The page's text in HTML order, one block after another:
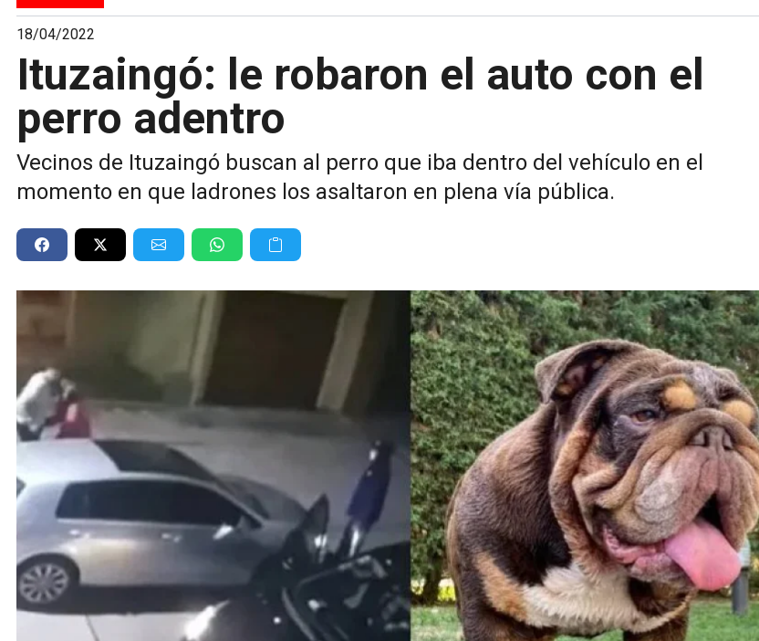
18/04/2022
Ituzaingó: le robaron el auto con el
perro adentro
Vecinos de Ituzaingó buscan al perro que iba dentro del vehículo en el
momento en que ladrones los asaltaron en plena vía pública.